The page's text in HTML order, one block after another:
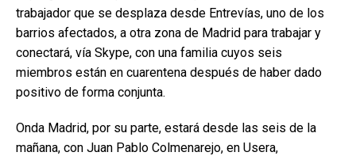
trabajador que se desplaza desde Entrevías, uno de los
barrios afectados, a otra zona de Madrid para trabajar y
conectará, vía Skype, con una familia cuyos seis
miembros están en cuarentena después de haber dado
positivo de forma conjunta.
Onda Madrid, por su parte, estará desde las seis de la
mañana, con Juan Pablo Colmenarejo, en Usera,